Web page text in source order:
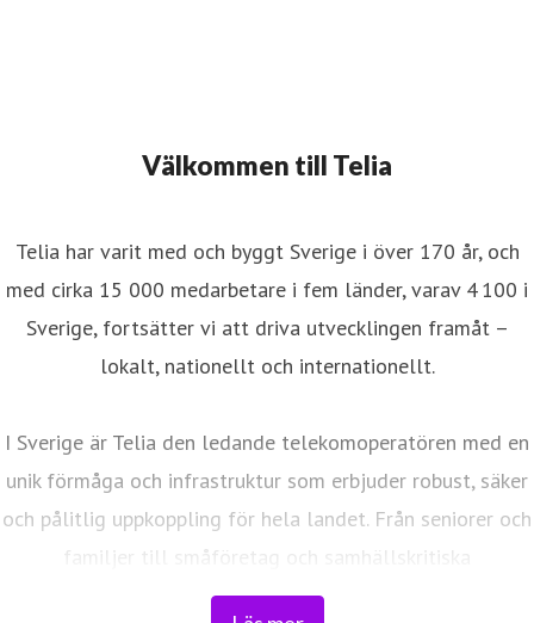
Välkommen till Telia
Telia har varit med och byggt Sverige i över 170 år, och
med cirka 15 000 medarbetare i fem länder, varav 4 100 i
Sverige, fortsätter vi att driva utvecklingen framåt –
lokalt, nationellt och internationellt.
I Sverige är Telia den ledande telekomoperatören med en
unik förmåga och infrastruktur som erbjuder robust, säker
och pålitlig uppkoppling för hela landet. Från seniorer och
familjer till småföretag och samhällskritiska
verksamheter. Vi möjliggör digitaliseringens kraft i